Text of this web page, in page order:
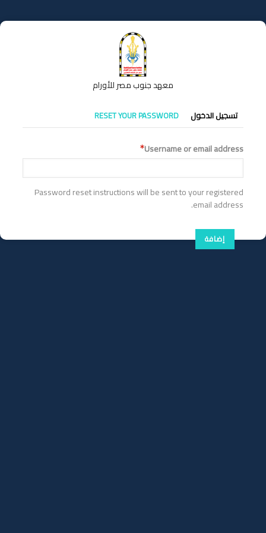
إلى
المحتوى
معهد جنوب مصر للأورام
التبويبات
الأساسية
تسجيل الدخول RESET YOUR PASSWORD
Username or email address
Password reset instructions will be sent to your registered
email address.